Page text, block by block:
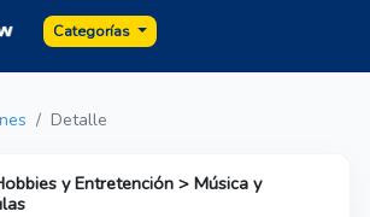
Categorías
Detalle
y Entretención > Música y